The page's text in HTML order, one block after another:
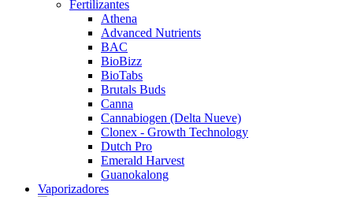
Fertilizantes
Athena
Advanced Nutrients
BAC
BioBizz
BioTabs
Brutals Buds
Canna
Cannabiogen (Delta Nueve)
Clonex - Growth Technology
Dutch Pro
Emerald Harvest
Guanokalong
Vaporizadores